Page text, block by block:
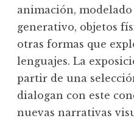
animación,
generativo, objetos
otras formas que
lenguajes. La
partir de una
dialogan con este
nuevas narrativas